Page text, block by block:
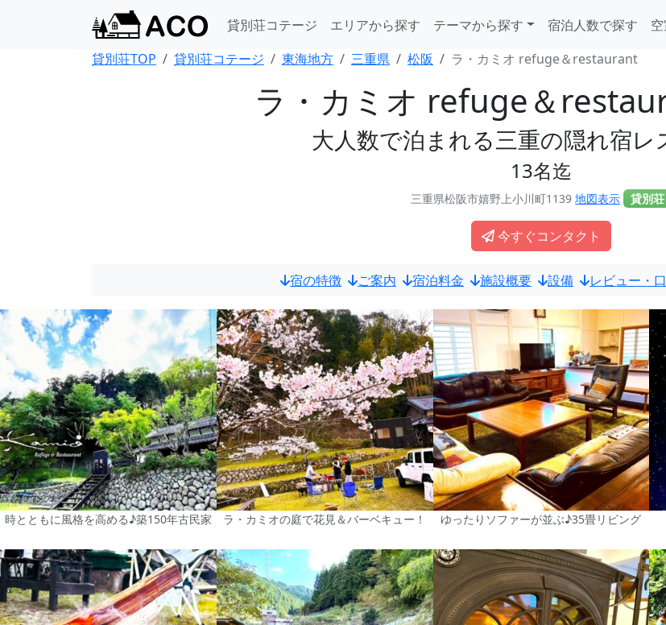
貸別荘コテージ エリアから探す テーマから探す 宿泊人数で探す
貸別荘TOP
貸別荘コテージ 東海地方 三重県 松阪 ラ・カミオ refuge＆restaurant
ラ・カミオ refuge＆
大人数で泊まれる三重の隠れ宿レ
13名迄
三重県松阪市嬉野上小川町1139地図表示 貸別荘
今すぐコンタクト
宿の特徴 ご案内 宿泊料金 施設概要 設備 レビュー・
時とともに風格を高める♪築150年古民家 ラ・カミオの庭で花見＆バーベキュー！ ゆったりソファーが並ぶ♪35畳リビング